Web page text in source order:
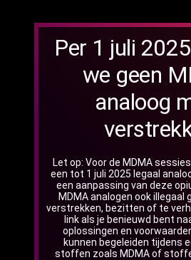
Per 1 juli
we geen
analoog
Let op: Voor de MDMA
een tot 1 juli 2025 legaal
een aanpassing van deze
MDMA analogen ook illegaal
verstrekken, bezitten of te
link als je benieuwd bent
oplossingen en
kunnen begeleiden tijdens
stoffen zoals MDMA of